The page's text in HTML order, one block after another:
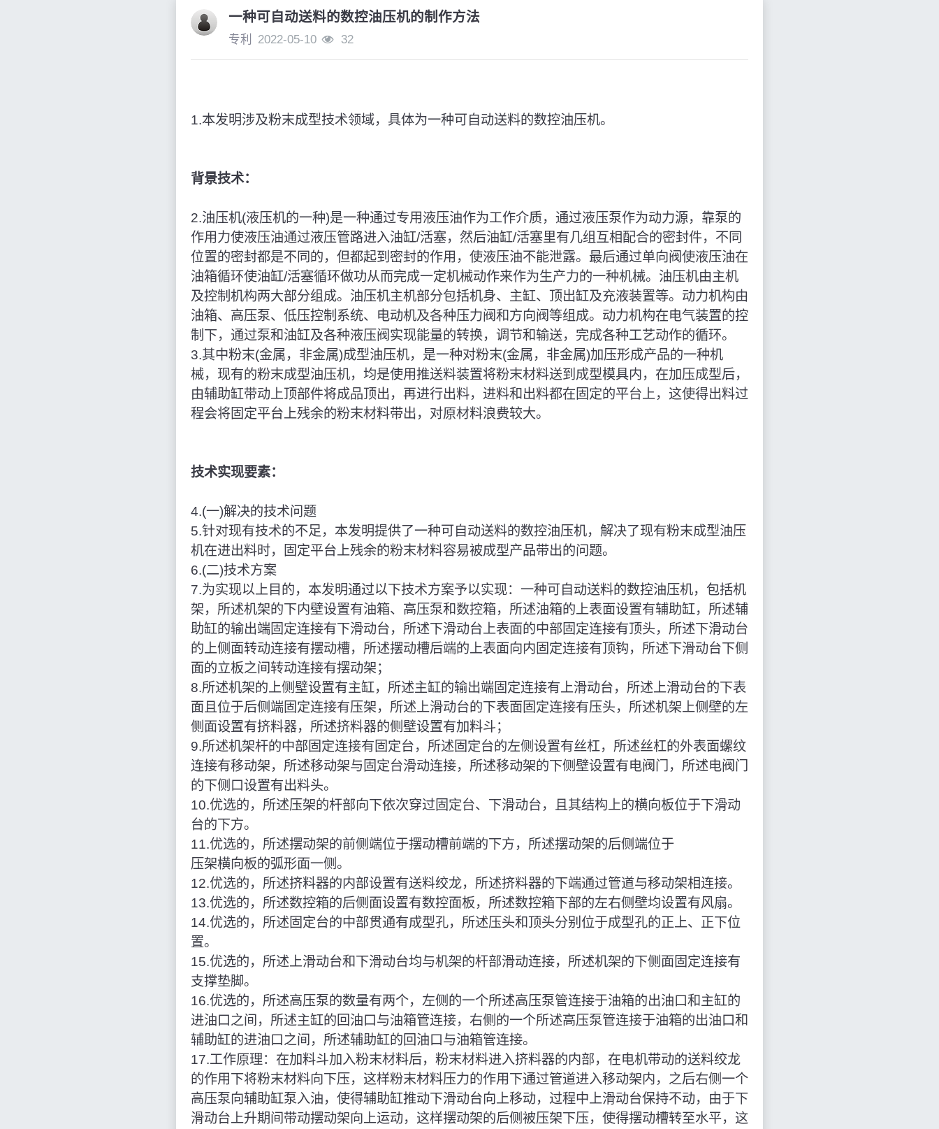
一种可自动送料的数控油压机的制作方法
专利 2022-05-10 32
1.本发明涉及粉末成型技术领域，具体为一种可自动送料的数控油压机。
背景技术：
2.油压机(液压机的一种)是一种通过专用液压油作为工作介质，通过液压泵作为动力源，靠泵的
作用力使液压油通过液压管路进入油缸/活塞，然后油缸/活塞里有几组互相配合的密封件，不同
位置的密封都是不同的，但都起到密封的作用，使液压油不能泄露。最后通过单向阀使液压油在
油箱循环使油缸/活塞循环做功从而完成一定机械动作来作为生产力的一种机械。油压机由主机
及控制机构两大部分组成。油压机主机部分包括机身、主缸、顶出缸及充液装置等。动力机构由
油箱、高压泵、低压控制系统、电动机及各种压力阀和方向阀等组成。动力机构在电气装置的控
制下，通过泵和油缸及各种液压阀实现能量的转换，调节和输送，完成各种工艺动作的循环。
3.其中粉末(金属，非金属)成型油压机，是一种对粉末(金属，非金属)加压形成产品的一种机
械，现有的粉末成型油压机，均是使用推送料装置将粉末材料送到成型模具内，在加压成型后，
由辅助缸带动上顶部件将成品顶出，再进行出料，进料和出料都在固定的平台上，这使得出料过
程会将固定平台上残余的粉末材料带出，对原材料浪费较大。
技术实现要素：
4.(一)解决的技术问题
5.针对现有技术的不足，本发明提供了一种可自动送料的数控油压机，解决了现有粉末成型油压
机在进出料时，固定平台上残余的粉末材料容易被成型产品带出的问题。
6.(二)技术方案
7.为实现以上目的，本发明通过以下技术方案予以实现：一种可自动送料的数控油压机，包括机
架，所述机架的下内壁设置有油箱、高压泵和数控箱，所述油箱的上表面设置有辅助缸，所述辅
助缸的输出端固定连接有下滑动台，所述下滑动台上表面的中部固定连接有顶头，所述下滑动台
的上侧面转动连接有摆动槽，所述摆动槽后端的上表面向内固定连接有顶钩，所述下滑动台下侧
面的立板之间转动连接有摆动架；
8.所述机架的上侧壁设置有主缸，所述主缸的输出端固定连接有上滑动台，所述上滑动台的下表
面且位于后侧端固定连接有压架，所述上滑动台的下表面固定连接有压头，所述机架上侧壁的左
侧面设置有挤料器，所述挤料器的侧壁设置有加料斗；
9.所述机架杆的中部固定连接有固定台，所述固定台的左侧设置有丝杠，所述丝杠的外表面螺纹
连接有移动架，所述移动架与固定台滑动连接，所述移动架的下侧壁设置有电阀门，所述电阀门
的下侧口设置有出料头。
10.优选的，所述压架的杆部向下依次穿过固定台、下滑动台，且其结构上的横向板位于下滑动
台的下方。
11.优选的，所述摆动架的前侧端位于摆动槽前端的下方，所述摆动架的后侧端位于
压架横向板的弧形面一侧。
12.优选的，所述挤料器的内部设置有送料绞龙，所述挤料器的下端通过管道与移动架相连接。
13.优选的，所述数控箱的后侧面设置有数控面板，所述数控箱下部的左右侧壁均设置有风扇。
14.优选的，所述固定台的中部贯通有成型孔，所述压头和顶头分别位于成型孔的正上、正下位
置。
15.优选的，所述上滑动台和下滑动台均与机架的杆部滑动连接，所述机架的下侧面固定连接有
支撑垫脚。
16.优选的，所述高压泵的数量有两个，左侧的一个所述高压泵管连接于油箱的出油口和主缸的
进油口之间，所述主缸的回油口与油箱管连接，右侧的一个所述高压泵管连接于油箱的出油口和
辅助缸的进油口之间，所述辅助缸的回油口与油箱管连接。
17.工作原理：在加料斗加入粉末材料后，粉末材料进入挤料器的内部，在电机带动的送料绞龙
的作用下将粉末材料向下压，这样粉末材料压力的作用下通过管道进入移动架内，之后右侧一个
高压泵向辅助缸泵入油，使得辅助缸推动下滑动台向上移动，过程中上滑动台保持不动，由于下
滑动台上升期间带动摆动架向上运动，这样摆动架的后侧被压架下压，使得摆动槽转至水平，这